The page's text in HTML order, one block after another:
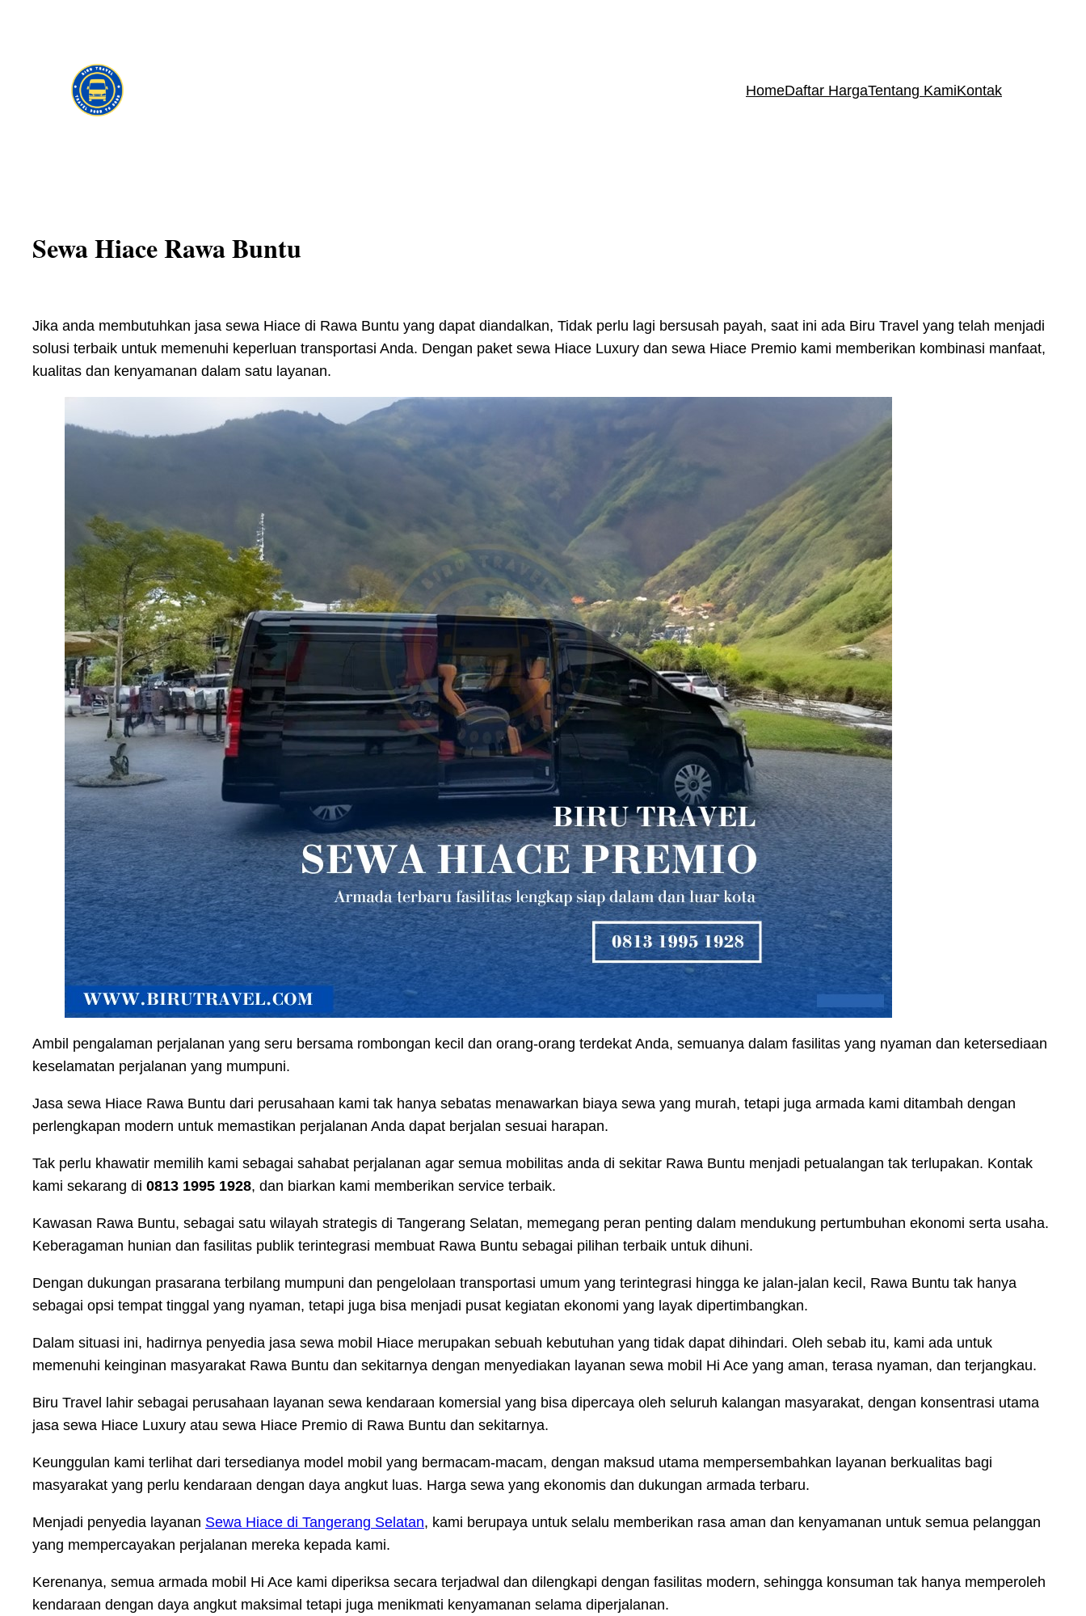
HomeDaftar HargaTentang KamiKontak
Sewa Hiace Rawa Buntu
Jika anda membutuhkan jasa sewa Hiace di Rawa Buntu yang dapat diandalkan, Tidak perlu lagi bersusah payah, saat ini ada Biru Travel yang telah menjadi
solusi terbaik untuk memenuhi keperluan transportasi Anda. Dengan paket sewa Hiace Luxury dan sewa Hiace Premio kami memberikan kombinasi manfaat,
kualitas dan kenyamanan dalam satu layanan.
Ambil pengalaman perjalanan yang seru bersama rombongan kecil dan orang-orang terdekat Anda, semuanya dalam fasilitas yang nyaman dan ketersediaan
keselamatan perjalanan yang mumpuni.
Jasa sewa Hiace Rawa Buntu dari perusahaan kami tak hanya sebatas menawarkan biaya sewa yang murah, tetapi juga armada kami ditambah dengan
perlengkapan modern untuk memastikan perjalanan Anda dapat berjalan sesuai harapan.
Tak perlu khawatir memilih kami sebagai sahabat perjalanan agar semua mobilitas anda di sekitar Rawa Buntu menjadi petualangan tak terlupakan. Kontak
kami sekarang di 0813 1995 1928, dan biarkan kami memberikan service terbaik.
Kawasan Rawa Buntu, sebagai satu wilayah strategis di Tangerang Selatan, memegang peran penting dalam mendukung pertumbuhan ekonomi serta usaha.
Keberagaman hunian dan fasilitas publik terintegrasi membuat Rawa Buntu sebagai pilihan terbaik untuk dihuni.
Dengan dukungan prasarana terbilang mumpuni dan pengelolaan transportasi umum yang terintegrasi hingga ke jalan-jalan kecil, Rawa Buntu tak hanya
sebagai opsi tempat tinggal yang nyaman, tetapi juga bisa menjadi pusat kegiatan ekonomi yang layak dipertimbangkan.
Dalam situasi ini, hadirnya penyedia jasa sewa mobil Hiace merupakan sebuah kebutuhan yang tidak dapat dihindari. Oleh sebab itu, kami ada untuk
memenuhi keinginan masyarakat Rawa Buntu dan sekitarnya dengan menyediakan layanan sewa mobil Hi Ace yang aman, terasa nyaman, dan terjangkau.
Biru Travel lahir sebagai perusahaan layanan sewa kendaraan komersial yang bisa dipercaya oleh seluruh kalangan masyarakat, dengan konsentrasi utama
jasa sewa Hiace Luxury atau sewa Hiace Premio di Rawa Buntu dan sekitarnya.
Keunggulan kami terlihat dari tersedianya model mobil yang bermacam-macam, dengan maksud utama mempersembahkan layanan berkualitas bagi
masyarakat yang perlu kendaraan dengan daya angkut luas. Harga sewa yang ekonomis dan dukungan armada terbaru.
Menjadi penyedia layanan Sewa Hiace di Tangerang Selatan, kami berupaya untuk selalu memberikan rasa aman dan kenyamanan untuk semua pelanggan
yang mempercayakan perjalanan mereka kepada kami.
Kerenanya, semua armada mobil Hi Ace kami diperiksa secara terjadwal dan dilengkapi dengan fasilitas modern, sehingga konsuman tak hanya memperoleh
kendaraan dengan daya angkut maksimal tetapi juga menikmati kenyamanan selama diperjalanan.